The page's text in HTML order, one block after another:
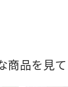
品を見て